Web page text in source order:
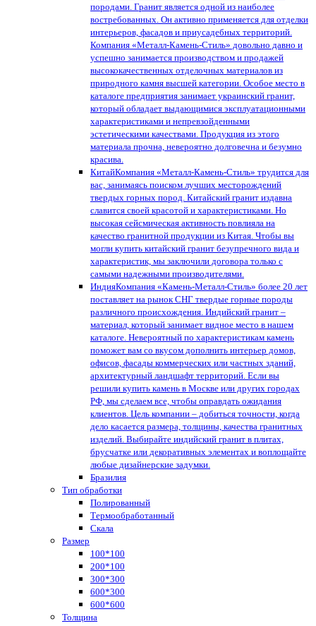
породами. Гранит является одной из наиболее
востребованных. Он активно применяется для отделки
интерьеров, фасадов и приусадебных территорий.
Компания «Металл-Камень-Стиль» довольно давно и
успешно занимается производством и продажей
высококачественных отделочных материалов из
природного камня высшей категории. Особое место в
каталоге предприятия занимает украинский гранит,
который обладает выдающимися эксплуатационными
характеристиками и непревзойденными
эстетическими качествами. Продукция из этого
материала прочна, невероятно долговечна и безумно
красива.
КитайКомпания «Металл-Камень-Стиль» трудится для
вас, занимаясь поиском лучших месторождений
твердых горных пород. Китайский гранит издавна
славится своей красотой и характеристиками. Но
высокая сейсмическая активность повлияла на
качество гранитной продукции из Китая. Чтобы вы
могли купить китайский гранит безупречного вида и
характеристик, мы заключили договора только с
самыми надежными производителями.
ИндияКомпания «Камень-Металл-Стиль» более 20 лет
поставляет на рынок СНГ твердые горные породы
различного происхождения. Индийский гранит –
материал, который занимает видное место в нашем
каталоге. Невероятный по характеристикам камень
поможет вам со вкусом дополнить интерьер домов,
офисов, фасады коммерческих или частных зданий,
архитектурный ландшафт территорий. Если вы
решили купить камень в Москве или других городах
РФ, мы сделаем все, чтобы оправдать ожидания
клиентов. Цель компании – добиться точности, когда
дело касается размера, толщины, качества гранитных
изделий. Выбирайте индийский гранит в плитах,
брусчатке или декоративных элементах и воплощайте
любые дизайнерские задумки.
Бразилия
Тип обработки
Полированный
Термообработанный
Скала
Размер
100*100
200*100
300*300
600*300
600*600
Толщина